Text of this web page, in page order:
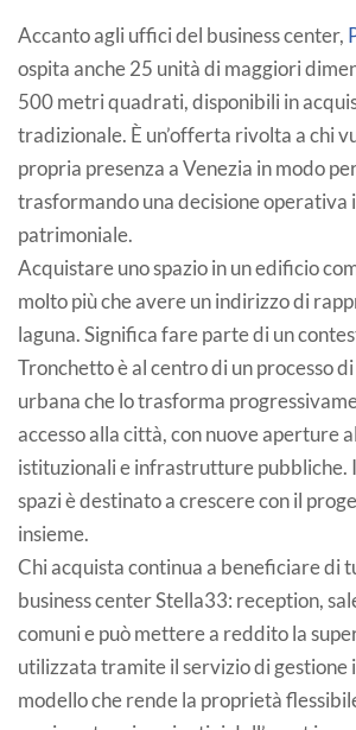
Accanto agli uffici del business center,
ospita anche 25 unità di maggiori
500 metri quadrati, disponibili in
tradizionale. È un’offerta rivolta a chi
propria presenza a Venezia in modo
trasformando una decisione operativa
patrimoniale.
Acquistare uno spazio in un edificio
molto più che avere un indirizzo di
laguna. Significa fare parte di un
Tronchetto è al centro di un processo
urbana che lo trasforma
accesso alla città, con nuove aperture
istituzionali e infrastrutture pubbliche.
spazi è destinato a crescere con il
insieme.
Chi acquista continua a beneficiare di
business center Stella33: reception,
comuni e può mettere a reddito la
utilizzata tramite il servizio di gestione
modello che rende la proprietà